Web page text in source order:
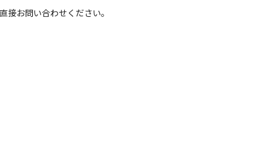
お問い合わせください。